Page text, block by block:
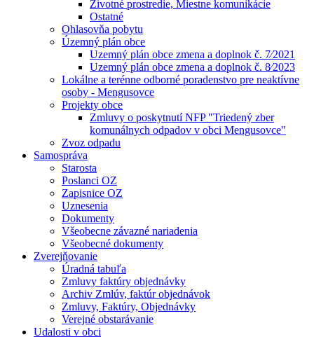
Životné prostredie, Miestne komunikácie
Ostatné
Ohlasovňa pobytu
Územný plán obce
Uzemný plán obce zmena a doplnok č. 7⁄2021
Uzemný plán obce zmena a doplnok č. 8⁄2023
Lokálne a terénne odborné poradenstvo pre neaktívne
osoby - Mengusovce
Projekty obce
Zmluvy o poskytnutí NFP "Triedený zber
komunálnych odpadov v obci Mengusovce"
Zvoz odpadu
Samospráva
Starosta
Poslanci OZ
Zapisnice OZ
Uznesenia
Dokumenty
Všeobecne závazné nariadenia
Všeobecné dokumenty
Zverejňovanie
Úradná tabuľa
Zmluvy faktúry objednávky
Archiv Zmlúv, faktúr objednávok
Zmluvy, Faktúry, Objednávky
Verejné obstarávanie
Udalosti v obci